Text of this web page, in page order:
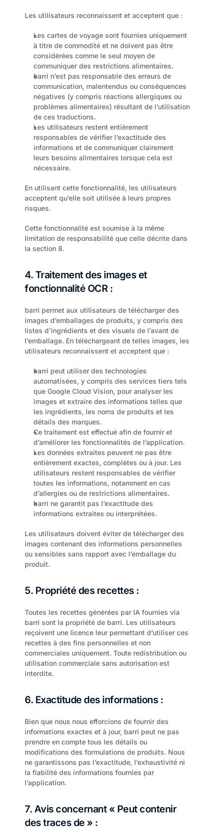
Les utilisateurs reconnaissent et acceptent que :
Les cartes de voyage sont fournies uniquement
à titre de commodité et ne doivent pas être
considérées comme le seul moyen de
communiquer des restrictions alimentaires.
barri n’est pas responsable des erreurs de
communication, malentendus ou conséquences
négatives (y compris réactions allergiques ou
problèmes alimentaires) résultant de l’utilisation
de ces traductions.
Les utilisateurs restent entièrement
responsables de vérifier l’exactitude des
informations et de communiquer clairement
leurs besoins alimentaires lorsque cela est
nécessaire.
En utilisant cette fonctionnalité, les utilisateurs
acceptent qu’elle soit utilisée à leurs propres
risques.
Cette fonctionnalité est soumise à la même
limitation de responsabilité que celle décrite dans
la section 8.
4. Traitement des images et
fonctionnalité OCR :
barri permet aux utilisateurs de télécharger des
images d’emballages de produits, y compris des
listes d’ingrédients et des visuels de l’avant de
l’emballage. En téléchargeant de telles images, les
utilisateurs reconnaissent et acceptent que :
barri peut utiliser des technologies
automatisées, y compris des services tiers tels
que Google Cloud Vision, pour analyser les
images et extraire des informations telles que
les ingrédients, les noms de produits et les
détails des marques.
Ce traitement est effectué afin de fournir et
d’améliorer les fonctionnalités de l’application.
Les données extraites peuvent ne pas être
entièrement exactes, complètes ou à jour. Les
utilisateurs restent responsables de vérifier
toutes les informations, notamment en cas
d’allergies ou de restrictions alimentaires.
barri ne garantit pas l’exactitude des
informations extraites ou interprétées.
Les utilisateurs doivent éviter de télécharger des
images contenant des informations personnelles
ou sensibles sans rapport avec l’emballage du
produit.
5. Propriété des recettes :
Toutes les recettes générées par IA fournies via
barri sont la propriété de barri. Les utilisateurs
reçoivent une licence leur permettant d’utiliser ces
recettes à des fins personnelles et non
commerciales uniquement. Toute redistribution ou
utilisation commerciale sans autorisation est
interdite.
6. Exactitude des informations :
Bien que nous nous efforcions de fournir des
informations exactes et à jour, barri peut ne pas
prendre en compte tous les détails ou
modifications des formulations de produits. Nous
ne garantissons pas l’exactitude, l’exhaustivité ni
la fiabilité des informations fournies par
l’application.
7. Avis concernant « Peut contenir
des traces de » :